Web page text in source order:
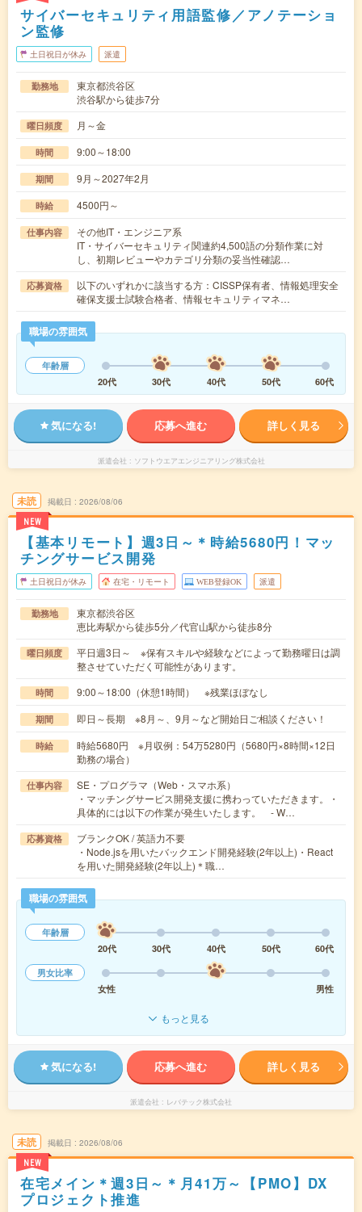
サイバーセキュリティ用語監修／アノテーショ
ン監修
土日祝日が休み 派遣
勤務地
東京都渋谷区
渋谷駅から徒歩7分
曜日頻度 月～金
時間 9:00～18:00
期間 9月～2027年2月
時給 4500円～
仕事内容
その他IT・エンジニア系
IT・サイバーセキュリティ関連約4,500語の分類作業に対
し、初期レビューやカテゴリ分類の妥当性確認…
応募資格
以下のいずれかに該当する方：CISSP保有者、情報処理安全
確保支援士試験合格者、情報セキュリティマネ…
職場の雰囲気
年齢層
20代
30代 40代 50代 60代
気になる! 応募へ進む 詳しく見る
派遣会社 ソフトウエアエンジニアリング株式会社
未読
NEW
掲載日 2026/08/06
【基本リモート】週3日～＊時給5680円！マッ
チングサービス開発
土日祝日が休み 在宅・リモート WEB登録OK 派遣
勤務地
東京都渋谷区
恵比寿駅から徒歩5分／代官山駅から徒歩8分
曜日頻度
平日週3日～ ※保有スキルや経験などによって勤務曜日は調
整させていただく可能性があります。
時間 9:00～18:00（休憩1時間） ※残業ほぼなし
期間 即日～長期 ※8月～、9月～など開始日ご相談ください！
時給
時給5680円 ※月収例：54万5280円（5680円×8時間×12日
勤務の場合）
仕事内容
SE・プログラマ（Web・スマホ系）
・マッチングサービス開発支援に携わっていただきます。・
具体的には以下の作業が発生いたします。 - W…
応募資格
ブランクOK / 英語力不要
・Node.jsを用いたバックエンド開発経験(2年以上)・React
を用いた開発経験(2年以上)＊職…
職場の雰囲気
年齢層
20代
30代 40代 50代
60代
男女比率
女性
男性
もっと見る
気になる! 応募へ進む 詳しく見る
派遣会社 レバテック株式会社
未読
NEW
掲載日 2026/08/06
在宅メイン＊週3日～＊月41万～【PMO】DX
プロジェクト推進